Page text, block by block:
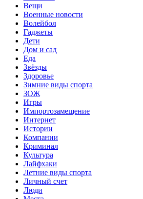
Вещи
Военные новости
Волейбол
Гаджеты
Дети
Дом и сад
Еда
Звёзды
Здоровье
Зимние виды спорта
ЗОЖ
Игры
Импортозамещение
Интернет
Истории
Компании
Криминал
Культура
Лайфхаки
Летние виды спорта
Личный счет
Люди